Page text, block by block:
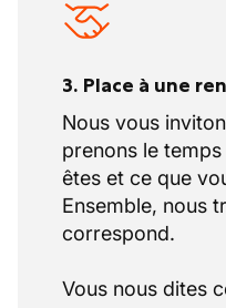
3. Place à une
Nous vous
prenons le
êtes et ce que
Ensemble, nous
correspond.
Vous nous dites